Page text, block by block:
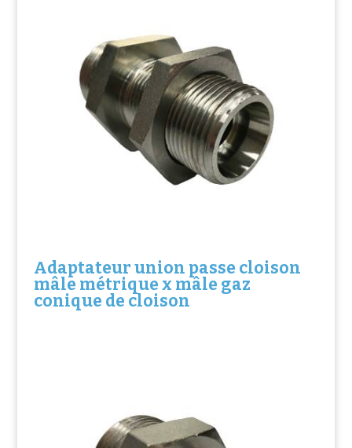
Adaptateur union passe cloison
mâle métrique x mâle gaz
conique de cloison